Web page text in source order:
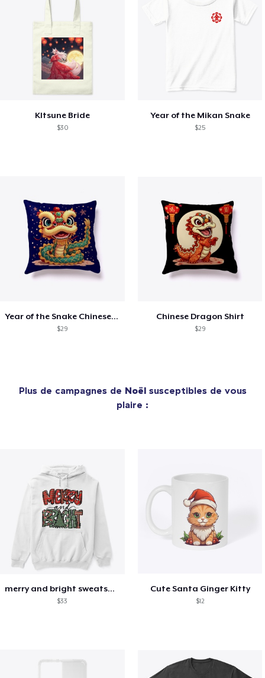
KItsune Bride
$30
Year of the Mikan Snake
$25
Year of the Snake Chinese New Year
$29
Chinese Dragon Shirt
$29
Plus de campagnes de Noëlsusceptibles de vous
plaire :
merry and bright sweatshirt christmas
$33
Cute Santa Ginger Kitty
$12